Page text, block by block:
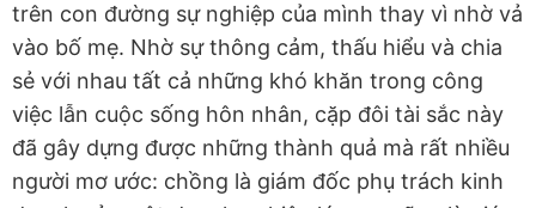
trên con đường sự nghiệp của mình thay vì nhờ vả
vào bố mẹ. Nhờ sự thông cảm, thấu hiểu và chia
sẻ với nhau tất cả những khó khăn trong công
việc lẫn cuộc sống hôn nhân, cặp đôi tài sắc này
đã gây dựng được những thành quả mà rất nhiều
người mơ ước: chồng là giám đốc phụ trách kinh